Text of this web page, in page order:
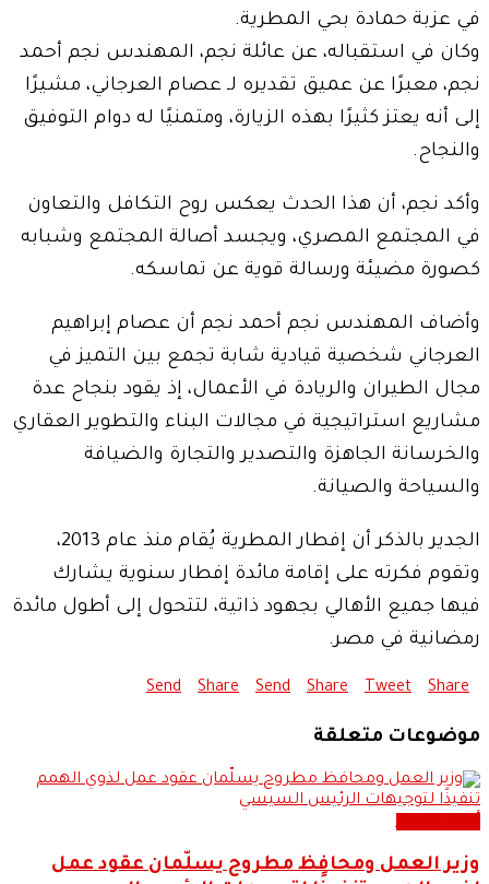
في عزبة حمادة بحي المطرية.
وكان في استقباله، عن عائلة نجم، المهندس نجم أحمد
نجم، معبرًا عن عميق تقديره لـ عصام العرجاني، مشيرًا
إلى أنه يعتز كثيرًا بهذه الزيارة، ومتمنيًا له دوام التوفيق
والنجاح.
وأكد نجم، أن هذا الحدث يعكس روح التكافل والتعاون
في المجتمع المصري، ويجسد أصالة المجتمع وشبابه
كصورة مضيئة ورسالة قوية عن تماسكه.
وأضاف المهندس نجم أحمد نجم أن عصام إبراهيم
العرجاني شخصية قيادية شابة تجمع بين التميز في
مجال الطيران والريادة في الأعمال، إذ يقود بنجاح عدة
مشاريع استراتيجية في مجالات البناء والتطوير العقاري
والخرسانة الجاهزة والتصدير والتجارة والضيافة
والسياحة والصيانة.
الجدير بالذكر أن إفطار المطرية يُقام منذ عام 2013،
وتقوم فكرته على إقامة مائدة إفطار سنوية يشارك
فيها جميع الأهالي بجهود ذاتية، لتتحول إلى أطول مائدة
رمضانية في مصر.
Share
Tweet
Share
Send
Share
Send
موضوعات متعلقة
وزير العمل ومحافظ مطروح يسلّمان عقود عمل